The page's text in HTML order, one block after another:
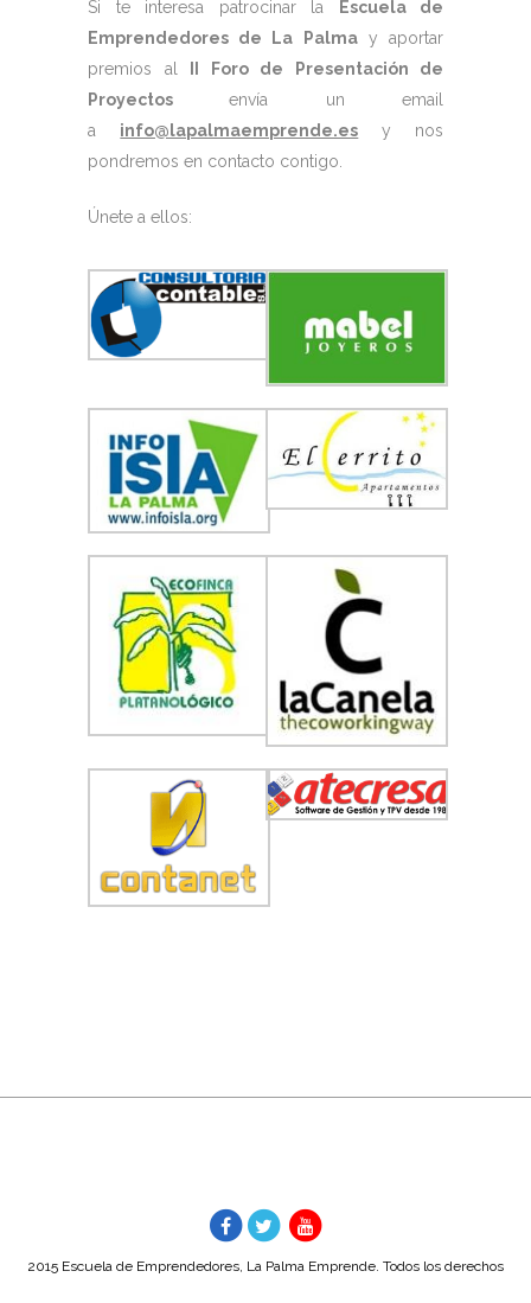
Si te interesa patrocinar la
Escuela de
Emprendedores de La Palmay aportar
premios al
II Foro de Presentación de
Proyectosenvía un email
a info@lapalmaemprende.es
y nos
pondremos en contacto contigo.
Únete a ellos:
2015 Escuela de Emprendedores, La Palma Emprende. Todos los derechos